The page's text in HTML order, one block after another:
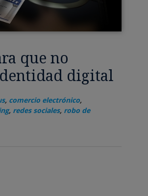
que no
digital
, comercio electrónico,
, redes sociales, robo de